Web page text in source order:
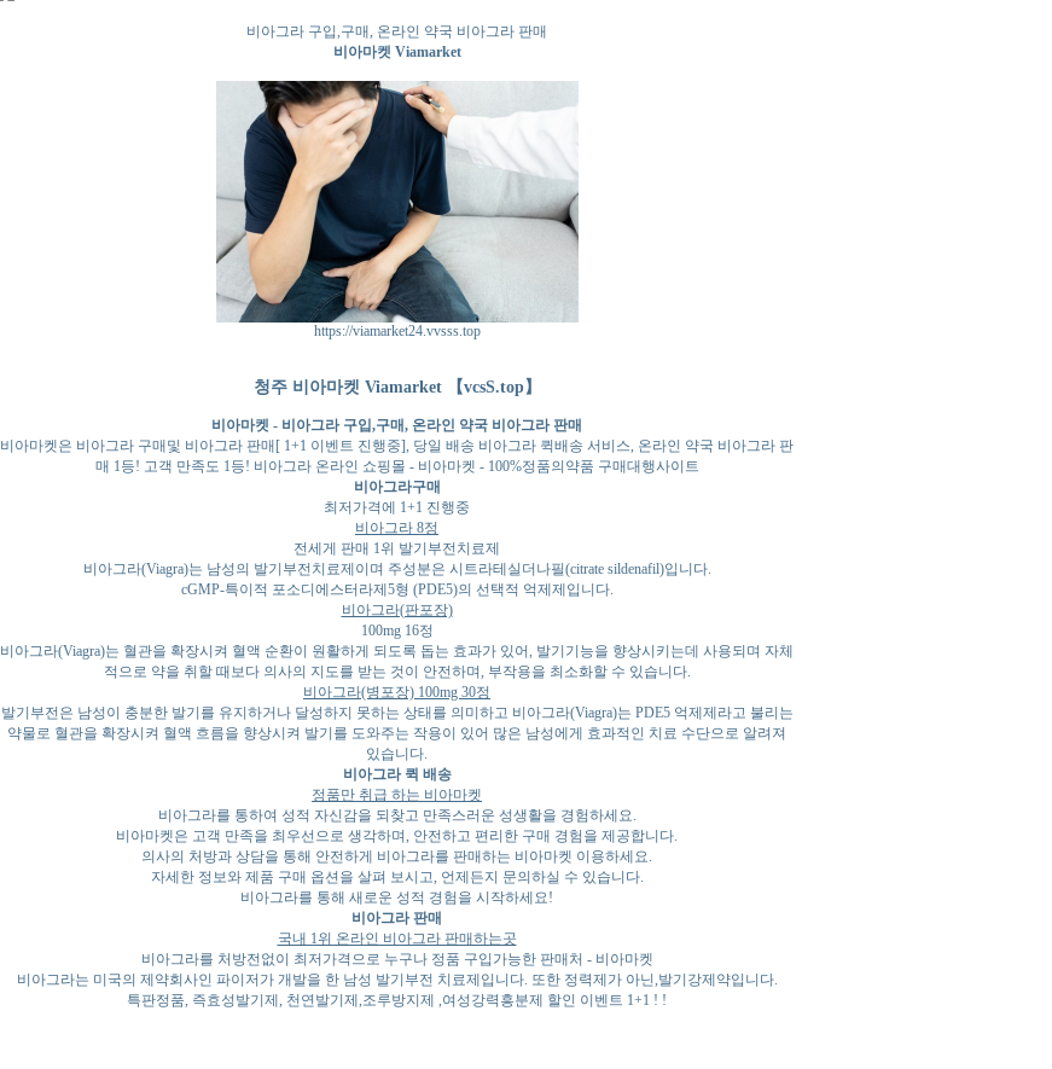
비아그라 구입,구매, 온라인 약국 비아그라 판매
비아마켓 Viamarket
https://viamarket24.vvsss.top
청주 비아마켓 Viamarket 【vcsS.top】
비아마켓 - 비아그라 구입,구매, 온라인 약국 비아그라 판매
비아마켓은 비아그라 구매및 비아그라 판매[ 1+1 이벤트 진행중], 당일 배송 비아그라 퀵배송 서비스, 온라인 약국 비아그라 판
매 1등! 고객 만족도 1등! 비아그라 온라인 쇼핑몰 - 비아마켓 - 100%정품의약품 구매대행사이트
비아그라구매
최저가격에 1+1 진행중
비아그라 8정
전세게 판매 1위 발기부전치료제
비아그라(Viagra)는 남성의 발기부전치료제이며 주성분은 시트라테실더나필(citrate sildenafil)입니다.
cGMP-특이적 포소디에스터라제5형 (PDE5)의 선택적 억제제입니다.
비아그라(판포장)
100mg 16정
비아그라(Viagra)는 혈관을 확장시켜 혈액 순환이 원활하게 되도록 돕는 효과가 있어, 발기기능을 향상시키는데 사용되며 자체
적으로 약을 취할 때보다 의사의 지도를 받는 것이 안전하며, 부작용을 최소화할 수 있습니다.
비아그라(병포장) 100mg 30정
발기부전은 남성이 충분한 발기를 유지하거나 달성하지 못하는 상태를 의미하고 비아그라(Viagra)는 PDE5 억제제라고 불리는
약물로 혈관을 확장시켜 혈액 흐름을 향상시켜 발기를 도와주는 작용이 있어 많은 남성에게 효과적인 치료 수단으로 알려져
있습니다.
비아그라 퀵 배송
정품만 취급 하는 비아마켓
비아그라를 통하여 성적 자신감을 되찾고 만족스러운 성생활을 경험하세요.
비아마켓은 고객 만족을 최우선으로 생각하며, 안전하고 편리한 구매 경험을 제공합니다.
의사의 처방과 상담을 통해 안전하게 비아그라를 판매하는 비아마켓 이용하세요.
자세한 정보와 제품 구매 옵션을 살펴 보시고, 언제든지 문의하실 수 있습니다.
비아그라를 통해 새로운 성적 경험을 시작하세요!
비아그라 판매
국내 1위 온라인 비아그라 판매하는곳
비아그라를 처방전없이 최저가격으로 누구나 정품 구입가능한 판매처 - 비아마켓
비아그라는 미국의 제약회사인 파이저가 개발을 한 남성 발기부전 치료제입니다. 또한 정력제가 아닌,발기강제약입니다.
특판정품, 즉효성발기제, 천연발기제,조루방지제 ,여성강력흥분제 할인 이벤트 1+1 ! !